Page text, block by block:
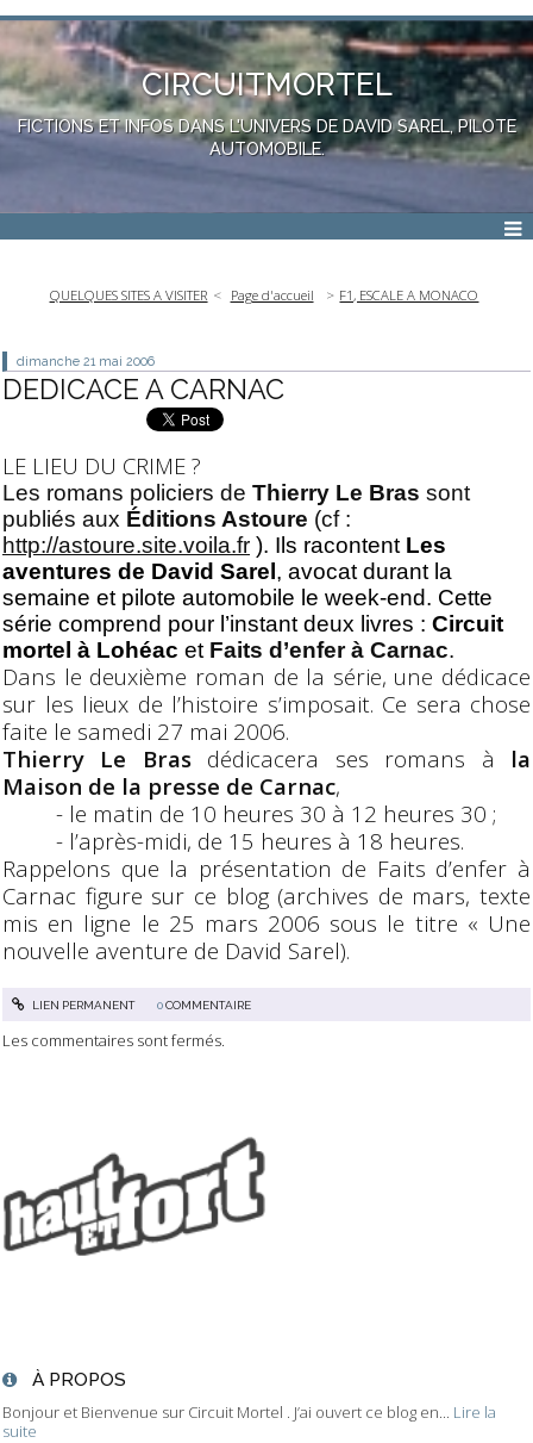
CIRCUITMORTEL
FICTIONS ET INFOS DANS L'UNIVERS DE DAVID SAREL, PILOTE
AUTOMOBILE.
À PROPOS
Bonjour et Bienvenue sur Circuit Mortel . J’ai ouvert ce blog en... Lire la
suite
QUELQUES SITES A VISITER Page d'accueil F1, ESCALE A MONACO
dimanche 21 mai 2006
DEDICACE A CARNAC
LE LIEU DU CRIME ?
Les romans policiers de Thierry Le Bras sont
publiés aux Éditions Astoure (cf :
http://astoure.site.voila.fr ). Ils racontent Les
aventures de David Sarel , avocat durant la
semaine et pilote automobile le week-end. Cette
série comprend pour l’instant deux livres : Circuit
mortel à Lohéac et Faits d’enfer à Carnac.
Dans le deuxième roman de la série, une dédicace
sur les lieux de l’histoire s’imposait. Ce sera chose
faite le samedi 27 mai 2006.
Thierry Le Brasdédicacera ses romans à la
Maison de la presse de Carnac,
- le matin de 10 heures 30 à 12 heures 30 ;
- l’après-midi, de 15 heures à 18 heures.
Rappelons que la présentation de Faits d’enfer à
Carnac figure sur ce blog (archives de mars, texte
mis en ligne le 25 mars 2006 sous le titre « Une
nouvelle aventure de David Sarel).
LIEN PERMANENT 0COMMENTAIRE
Les commentaires sont fermés.